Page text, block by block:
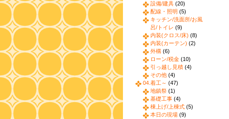
設備/建具 (20)
配線・照明 (5)
キッチン/洗面所/お風
呂/トイレ (9)
内装(クロス/床) (8)
内装(カーテン) (2)
外構 (6)
ローン/税金 (10)
引っ越し見積 (4)
その他 (4)
04.着工～ (47)
地鎮祭 (1)
基礎工事 (4)
棟上げ/上棟式 (5)
本日の現場 (9)